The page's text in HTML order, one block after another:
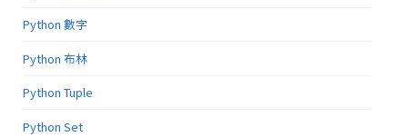
Python 數字
Python 布林
Python Tuple
Python Set